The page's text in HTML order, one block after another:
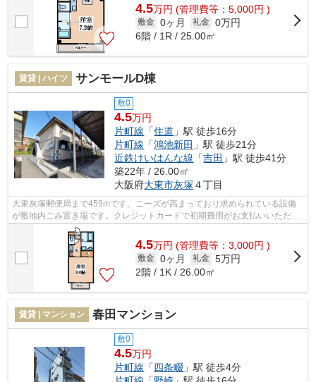
4.5万円 (管理費等：5,000円 )
敷金 0ヶ月 礼金 0万円
6階 / 1R / 25.00㎡
賃貸 | ハイツ サンモールD棟
敷0
4.5万円
片町線 「住道 」駅 徒歩16分
片町線 「鴻池新田 」駅 徒歩21分
近鉄けいはんな線 「吉田 」駅 徒歩41分
築22年 / 26.00㎡
大阪府大東市灰塚 ４丁目
大東灰塚郵便局まで459mです。ニーズが高まっており求められている設備
が敷地内ごみ置き場です。クレジットカードで初期費用がお支払いいただけ
るので、決済の手間が軽減できます。最...
4.5万円 (管理費等：3,000円 )
敷金 0ヶ月 礼金 5万円
2階 / 1K / 26.00㎡
賃貸 | マンション 春田マンション
敷0
4.5万円
片町線 「四条畷 」駅 徒歩4分